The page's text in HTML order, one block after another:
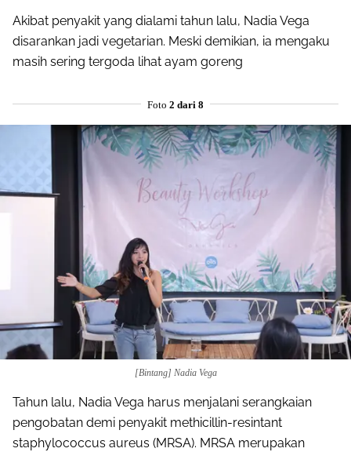
Akibat penyakit yang dialami tahun lalu, Nadia Vega
disarankan jadi vegetarian. Meski demikian, ia mengaku
masih sering tergoda lihat ayam goreng
Foto 2 dari 8
[Bintang] Nadia Vega
Tahun lalu, Nadia Vega harus menjalani serangkaian
pengobatan demi penyakit methicillin-resintant
staphylococcus aureus (MRSA). MRSA merupakan